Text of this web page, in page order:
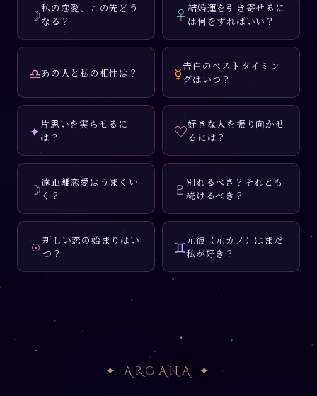
☽私の恋愛、この先どう
なる？
♀結婚運を引き寄せるに
は何をすればいい？
♎あの人と私の相性は？ ☿告白のベストタイミン
グはいつ？
✦片思いを実らせるに
は？
♡好きな人を振り向かせ
るには？
☽遠距離恋愛はうまくい
く？
♇ 別れるべき？それとも
続けるべき？
☉ 新しい恋の始まりはい
つ？
♊元彼（元カノ）はまだ
私が好き？
✦ ARCANA ✦